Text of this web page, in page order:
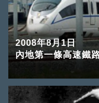
2008年8月1日
內地第一條高速鐵